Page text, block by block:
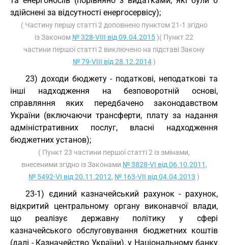
здійснені за відсутності енергосервісу);
( Частину першу статті 2 доповнено пунктом 21-1 згідно
із Законом № 328-VIII від 09.04.2015)( Пункт 22
частини першої статті 2 виключено на підставі Закону
№ 79-VIII від 28.12.2014)
23) доходи бюджету - податкові, неподаткові та
інші надходження на безповоротній основі,
справляння яких передбачено законодавством
України (включаючи трансферти, плату за надання
адміністративних послуг, власні надходження
бюджетних установ);
( Пункт 23 частини першої статті 2 із змінами,
внесеними згідно із Законами № 3828-VI від 06.10.2011 ,
№ 5492-VI від 20.11.2012, № 163-VII від 04.04.2013 )
23-1) єдиний казначейський рахунок - рахунок,
відкритий центральному органу виконавчої влади,
що реалізує державну політику у сфері
казначейського обслуговування бюджетних коштів
(далі - Казначейство України), у Національному банку